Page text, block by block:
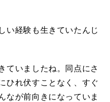
い経験も生きていたんじ
ていましたね。同点にさ
ひれ伏すことなく、すぐ
なが前向きになっていま